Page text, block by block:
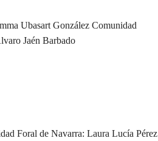
Ubasart González Comunidad
Jaén Barbado
Foral de Navarra: Laura Lucía Pérez